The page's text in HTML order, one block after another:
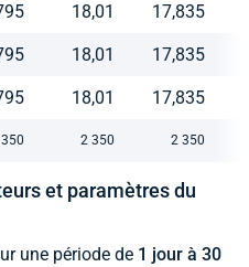
18,01 17,835
18,01 17,835
18,01 17,835
2 350 2 350
et paramètres du
une période de 1 jour à 30